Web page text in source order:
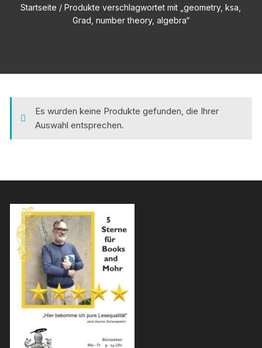
Startseite / Produkte verschlagwortet mit „geometry, ksa,
Grad, number theory, algebra“
Es wurden keine Produkte gefunden, die Ihrer
Auswahl entsprechen.